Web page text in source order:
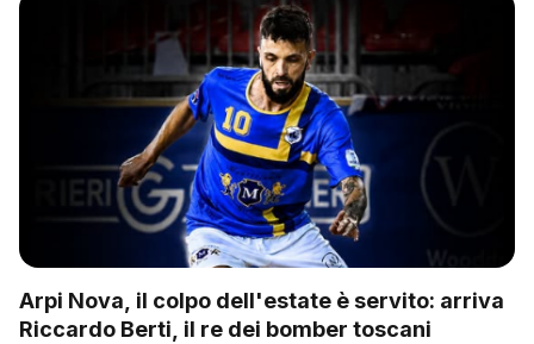
Arpi Nova, il colpo dell'estate è servito: arriva
Riccardo Berti, il re dei bomber toscani